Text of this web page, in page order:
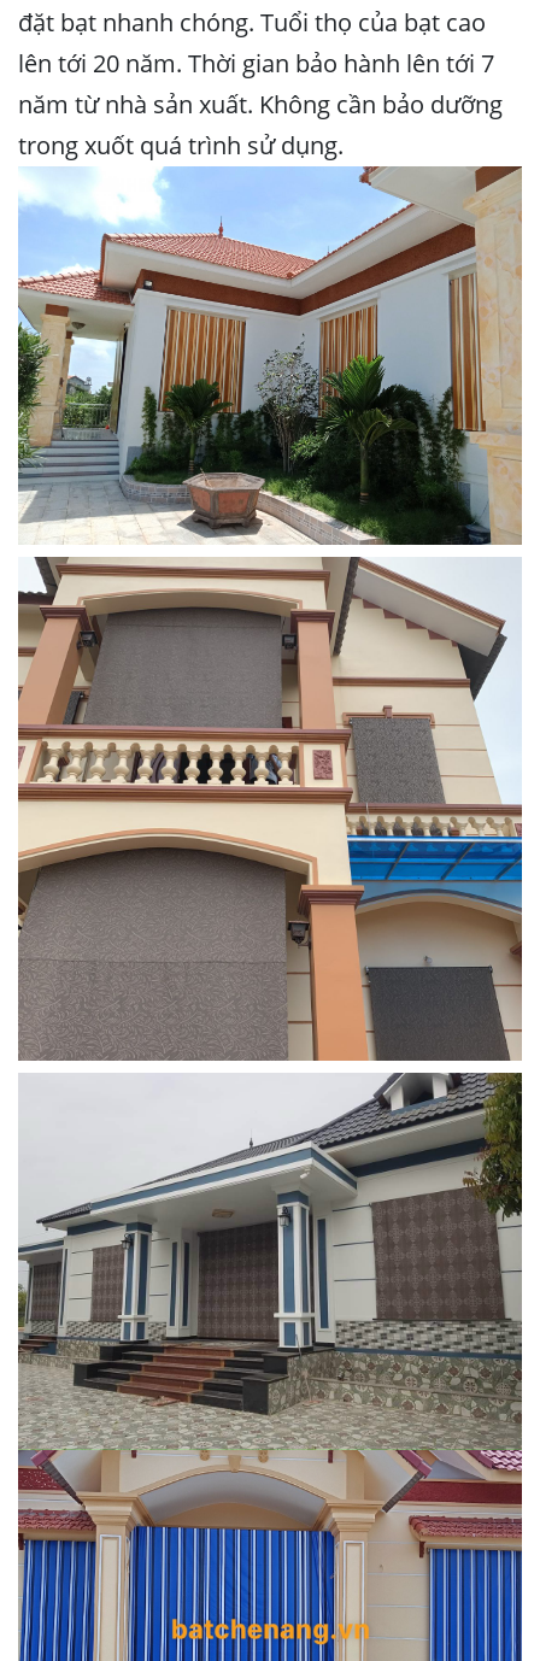
đặt bạt nhanh chóng. Tuổi thọ của bạt cao
lên tới 20 năm. Thời gian bảo hành lên tới 7
năm từ nhà sản xuất. Không cần bảo dưỡng
trong xuốt quá trình sử dụng.